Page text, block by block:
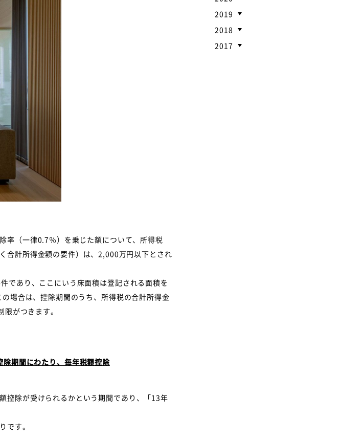
率（一律0.7％）を乗じた額について、所得税
合計所得金額の要件）は、2,000万円以下とされ
であり、ここにいう床面積は登記される面積を
場合は、控除期間のうち、所得税の合計所得金
がつきます。
除期間にわたり、毎年税額控除
控除が受けられるかという期間であり、「13年
です。
2019
2018
2017